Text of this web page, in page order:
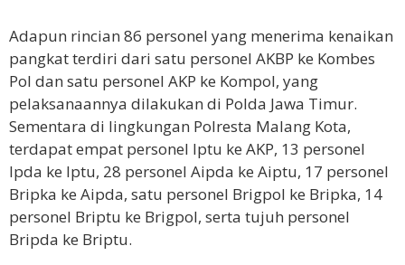
Adapun rincian 86 personel yang menerima kenaikan
pangkat terdiri dari satu personel AKBP ke Kombes
Pol dan satu personel AKP ke Kompol, yang
pelaksanaannya dilakukan di Polda Jawa Timur.
Sementara di lingkungan Polresta Malang Kota,
terdapat empat personel Iptu ke AKP, 13 personel
Ipda ke Iptu, 28 personel Aipda ke Aiptu, 17 personel
Bripka ke Aipda, satu personel Brigpol ke Bripka, 14
personel Briptu ke Brigpol, serta tujuh personel
Bripda ke Briptu.